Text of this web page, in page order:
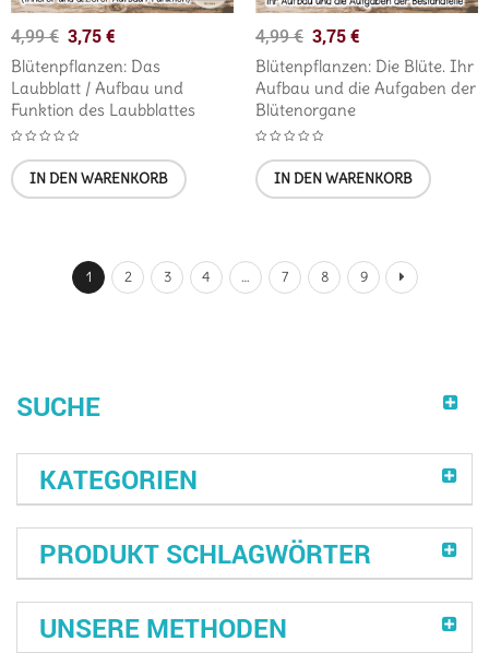
SUCHE
KATEGORIEN
PRODUKT SCHLAGWÖRTER
UNSERE METHODEN
4,99€ 3,75€
Blütenpflanzen: Das
Laubblatt / Aufbau und
Funktion des Laubblattes
IN DEN WARENKORB
4,99€ 3,75€
Blütenpflanzen: Die Blüte. Ihr
Aufbau und die Aufgaben der
Blütenorgane
IN DEN WARENKORB
1 2 3 4 … 7 8 9